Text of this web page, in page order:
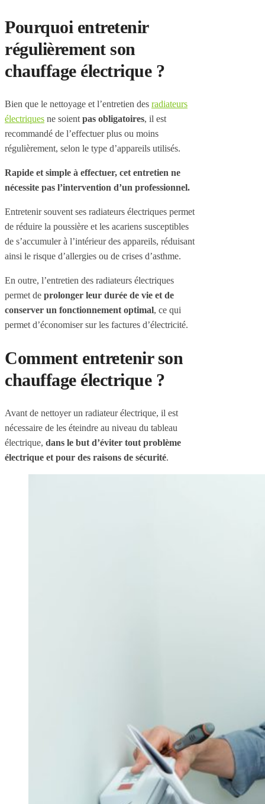
Pourquoi entretenir
régulièrement son
chauffage électrique ?
Bien que le nettoyage et l’entretien des radiateurs
électriques ne soient pas obligatoires, il est
recommandé de l’effectuer plus ou moins
régulièrement, selon le type d’appareils utilisés.
Rapide et simple à effectuer, cet entretien ne
nécessite pas l’intervention d’un professionnel.
Entretenir souvent ses radiateurs électriques permet
de réduire la poussière et les acariens susceptibles
de s’accumuler à l’intérieur des appareils, réduisant
ainsi le risque d’allergies ou de crises d’asthme.
En outre, l’entretien des radiateurs électriques
permet de prolonger leur durée de vie et de
conserver un fonctionnement optimal, ce qui
permet d’économiser sur les factures d’électricité.
Comment entretenir son
chauffage électrique ?
Avant de nettoyer un radiateur électrique, il est
nécessaire de les éteindre au niveau du tableau
électrique, dans le but d’éviter tout problème
électrique et pour des raisons de sécurité.